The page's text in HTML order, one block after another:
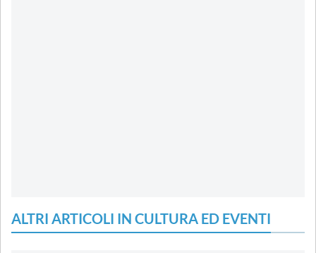
ALTRI ARTICOLI IN CULTURA ED EVENTI